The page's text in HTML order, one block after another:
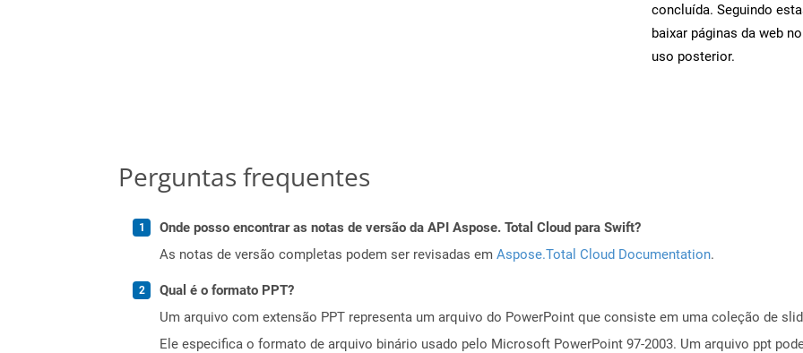
concluída. Seguindo
baixar páginas da web
uso posterior.
Perguntas frequentes
Onde posso encontrar as notas de versão da API Aspose. Total Cloud para Swift?
As notas de versão completas podem ser revisadas em Aspose.Total Cloud Documentation.
Qual é o formato PPT?
Um arquivo com extensão PPT representa um arquivo do PowerPoint que consiste em uma coleção de
Ele especifica o formato de arquivo binário usado pelo Microsoft PowerPoint 97-2003. Um arquivo ppt